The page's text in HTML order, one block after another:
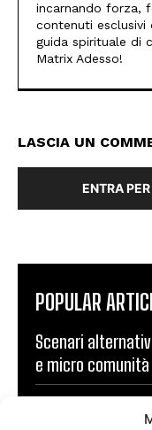
incarnando forza,
contenuti esclusivi
guida spirituale di
Matrix Adesso!
LASCIA UN
ENTRA
POPULAR
Scenari
e micro comunità